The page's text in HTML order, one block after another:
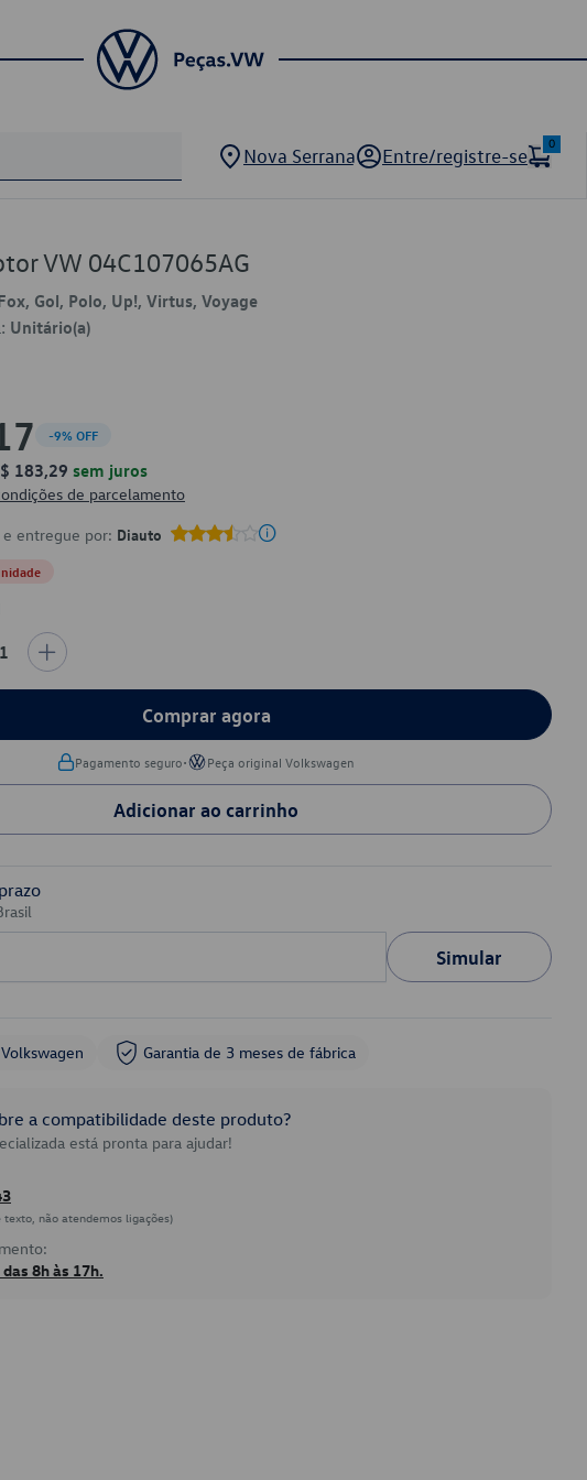
Nova Serrana Entre/registre-se
0
VW 04C107065AG
Gol, Polo, Up!, Virtus, Voyage
Unitário(a)
-9% OFF
183,29 sem juros
de parcelamento
e entregue por: Diauto
1
Comprar agora
Pagamento seguro• Peça original Volkswagen
Adicionar ao carrinho
Simular
Garantia de 3 meses de fábrica
a compatibilidade deste produto?
está pronta para ajudar!
texto, não atendemos ligações)
8h às 17h.